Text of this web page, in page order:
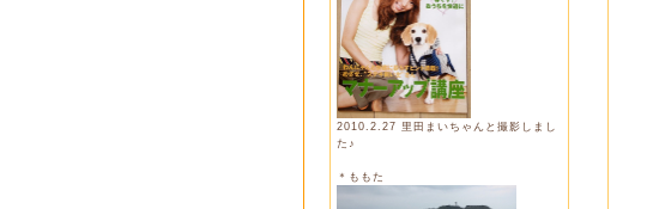
2010.2.27 里田まいちゃんと撮影しまし
た♪
＊ももた